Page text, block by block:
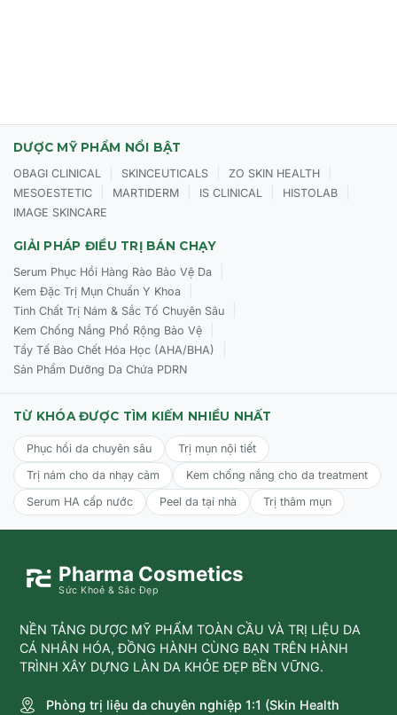
Làm mịn kết cấu da, giúp vùng da mắt trông trẻ trung
hơn.
Dưỡng ẩm sâu, nuôi dưỡng và bảo vệ vùng da mắt mỏng
manh.
Hỗ trợ làm sáng và giúp vùng mắt trông tươi tắn, rạng rỡ
hơn.
ĐỐI TƯỢNG SỬ DỤNG CỦA TINH CHẤT MEDIK8 r-
Retinoate® Day & Night Eye Serum
Người có nếp nhăn, rãnh nhăn ở vùng da quanh mắt.
Người muốn cải thiện quầng thâm và bọng mắt.
Người muốn dưỡng ẩm và làm mượt vùng da mắt.
Phù hợp cho những ai tìm kiếm một giải pháp chăm sóc
mắt chuyên sâu, hiệu quả.
Day & Night Eye Serum
lượng nhỏ serum.
Nhẹ nhàng thoa và vỗ đều lên vùng da dưới mắt và
xương chân mày, tránh để sản phẩm tiếp xúc trực tiếp
DƯỢC MỸ PHẨM NỔI BẬT
OBAGI CLINICAL SKINCEUTICALS ZO SKIN HEALTH
MESOESTETIC MARTIDERM IS CLINICAL HISTOLAB
IMAGE SKINCARE
GIẢI PHÁP ĐIỀU TRỊ BÁN CHẠY
Serum Phục Hồi Hàng Rào Bảo Vệ Da
Kem Đặc Trị Mụn Chuẩn Y Khoa
Tinh Chất Trị Nám & Sắc Tố Chuyên Sâu
Kem Chống Nắng Phổ Rộng Bảo Vệ
Tẩy Tế Bào Chết Hóa Học (AHA/BHA)
Sản Phẩm Dưỡng Da Chứa PDRN
TỪ KHÓA ĐƯỢC TÌM KIẾM NHIỀU NHẤT
Phục hồi da chuyên sâu
Trị mụn nội tiết
Trị nám cho da nhạy cảm
Kem chống nắng cho da treatment
Serum HA cấp nước
Peel da tại nhà Trị thâm mụn
Pharma Cosmetics
Sức Khoẻ & Sắc Đẹp
NỀN TẢNG DƯỢC MỸ PHẨM TOÀN CẦU VÀ TRỊ LIỆU DA
CÁ NHÂN HÓA, ĐỒNG HÀNH CÙNG BẠN TRÊN HÀNH
TRÌNH XÂY DỰNG LÀN DA KHỎE ĐẸP BỀN VỮNG.
Phòng trị liệu da chuyên nghiệp 1:1 (Skin Health